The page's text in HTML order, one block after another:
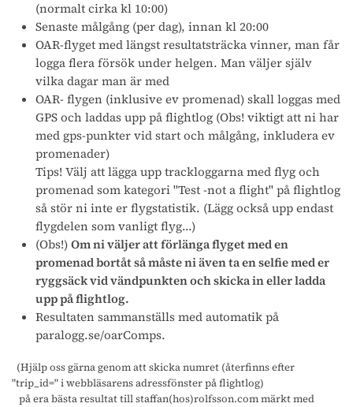
(normalt cirka kl 10:00)
Senaste målgång (per dag), innan kl 20:00
OAR-flyget med längst resultatsträcka vinner, man får
logga flera försök under helgen. Man väljer själv
vilka dagar man är med
OAR- flygen (inklusive ev promenad) skall loggas med
GPS och laddas upp på flightlog (Obs! viktigt att ni har
med gps-punkter vid start och målgång, inkludera ev
promenader)
Tips! Välj att lägga upp trackloggarna med flyg och
promenad som kategori "Test -not a flight" på flightlog
så stör ni inte er flygstatistik. (Lägg också upp endast
flygdelen som vanligt flyg...)
(Obs!)Om ni väljer att förlänga flyget med en
promenad bortåt så måste ni även ta en selfie med er
ryggsäck vid vändpunkten och skicka in eller ladda
upp på flightlog.
Resultaten sammanställs med automatik på
paralogg.se/oarComps.
(Hjälp oss gärna genom att skicka numret (återfinns efter
"trip_id=" i webbläsarens adressfönster på flightlog)
på era bästa resultat till staffan(hos)rolfsson.com märkt med